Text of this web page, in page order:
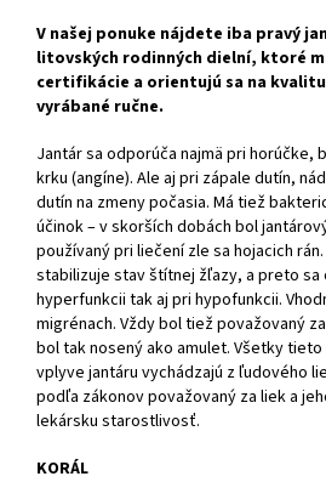
V našej ponuke nájdete iba pravý
litovských rodinných dielní, ktoré
certifikácie a orientujú sa na
vyrábané ručne.
Jantár sa odporúča najmä pri horúčke,
krku (angíne). Ale aj pri zápale dutín,
dutín na zmeny počasia. Má tiež
účinok – v skorších dobách bol
používaný pri liečení zle sa hojacich
stabilizuje stav štítnej žľazy, a preto sa
hyperfunkcii tak aj pri hypofunkcii.
migrénach. Vždy bol tiež považovaný
bol tak nosený ako amulet. Všetky
vplyve jantáru vychádzajú z ľudového
podľa zákonov považovaný za liek a
lekársku starostlivosť.
KORÁL